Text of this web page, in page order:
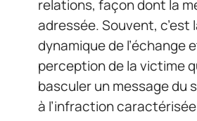
relations, façon dont la
adressée. Souvent, c’est
dynamique de l’échange
perception de la victime
basculer un message du
à l’infraction